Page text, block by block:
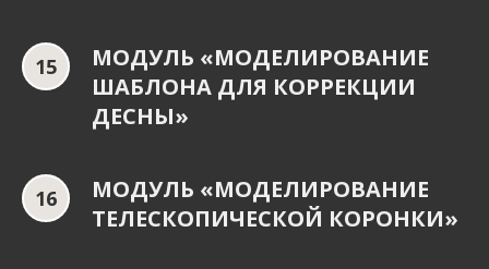
МОДУЛЬ «МОДЕЛИРОВАНИЕ
ШАБЛОНА ДЛЯ КОРРЕКЦИИ
ДЕСНЫ»
МОДУЛЬ «МОДЕЛИРОВАНИЕ
ТЕЛЕСКОПИЧЕСКОЙ КОРОНКИ»